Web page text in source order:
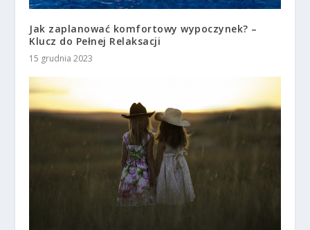
Jak zaplanować komfortowy wypoczynek? –
Klucz do Pełnej Relaksacji
15 grudnia 2023